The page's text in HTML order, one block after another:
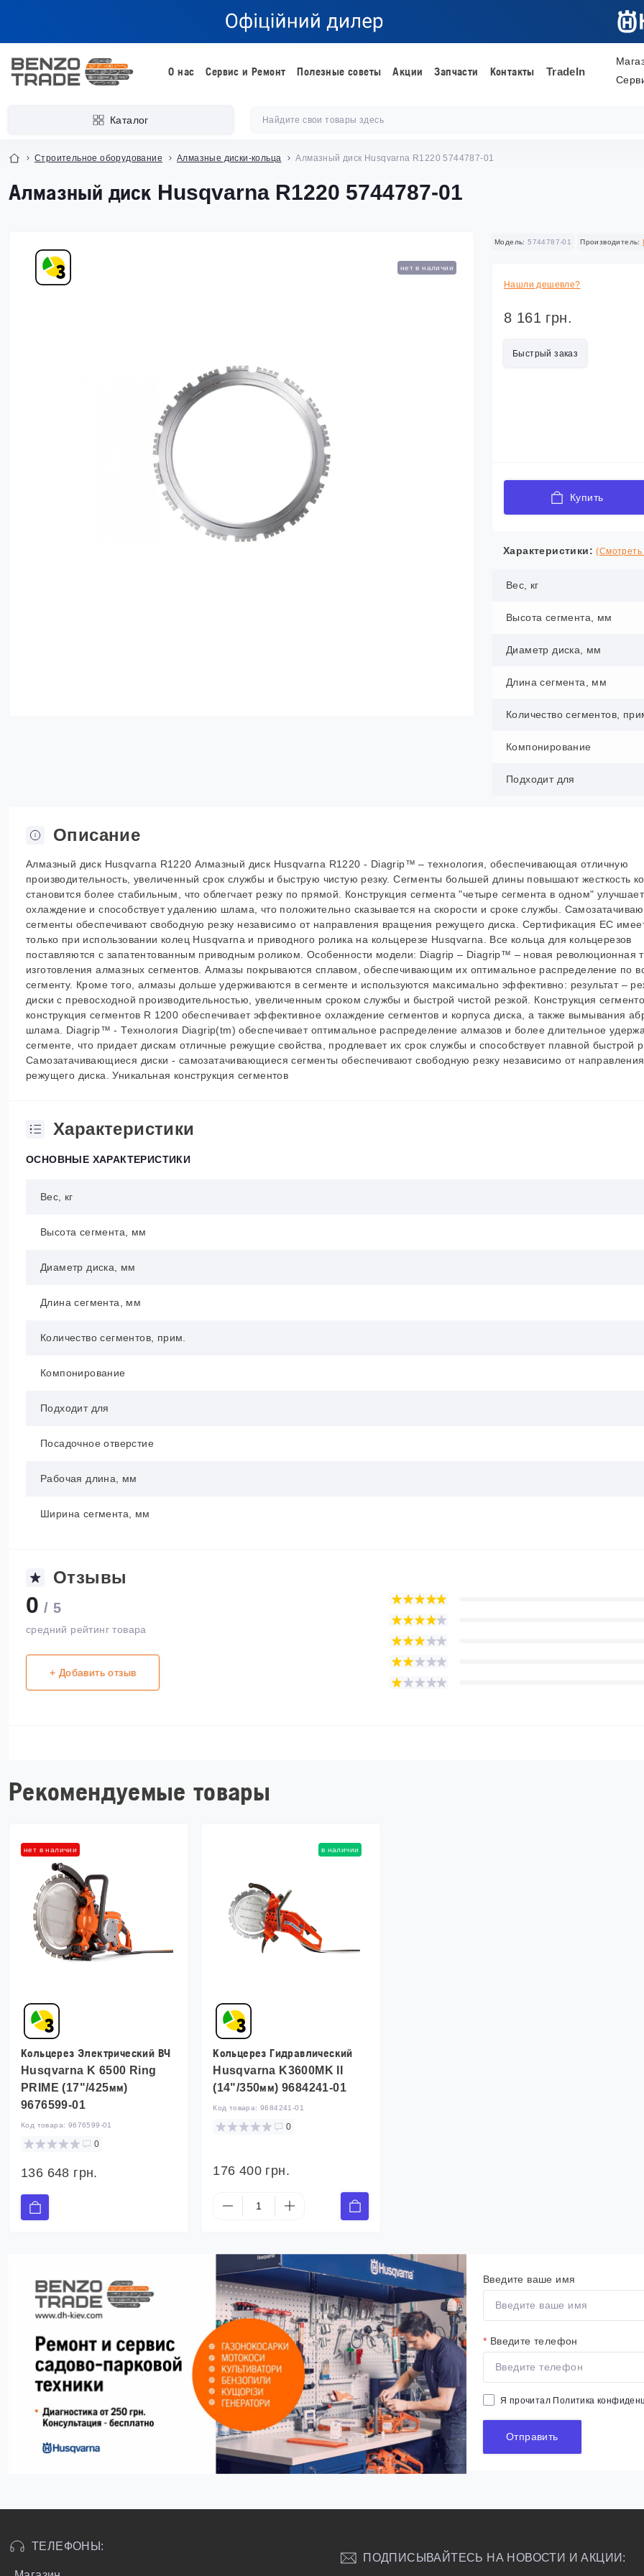
О нас Сервис и Ремонт Полезные советы Акции Запчасти Контакты TradeIn
Каталог
Строительное оборудование Алмазные диски-кольца Алмазный диск Husqvarna R1220 5744787-01
Алмазный диск Husqvarna R1220 5744787-01
нет в наличии
Модель: 5744787-01 Производитель:
Нашли дешевле?
8 161 грн.
Быстрый заказ
Купить
Характеристики: (Смотреть
Вес, кг
Высота сегмента, мм
Диаметр диска, мм
Длина сегмента, мм
Количество сегментов,
Компонирование
Подходит для
Описание
Алмазный диск Husqvarna R1220 Алмазный диск Husqvarna R1220 - Diagrip™ – технология, обеспечивающая отличную
производительность, увеличенный срок службы и быструю чистую резку. Сегменты большей длины повышают жесткость
становится более стабильным, что облегчает резку по прямой. Конструкция сегмента "четыре сегмента в одном" улучшает
охлаждение и способствует удалению шлама, что положительно сказывается на скорости и сроке службы.
сегменты обеспечивают свободную резку независимо от направления вращения режущего диска. Сертификация ЕС
только при использовании колец Husqvarna и приводного ролика на кольцерезе Husqvarna. Все кольца для кольцерезов
поставляются с запатентованным приводным роликом. Особенности модели: Diagrip – Diagrip™ – новая революционная
изготовления алмазных сегментов. Алмазы покрываются сплавом, обеспечивающим их оптимальное распределение по
сегменту. Кроме того, алмазы дольше удерживаются в сегменте и используются максимально эффективно: результат –
диски с превосходной производительностью, увеличенным сроком службы и быстрой чистой резкой. Конструкция
конструкция сегментов R 1200 обеспечивает эффективное охлаждение сегментов и корпуса диска, а также вымывания
шлама. Diagrip™ - Технология Diagrip(tm) обеспечивает оптимальное распределение алмазов и более длительное
сегменте, что придает дискам отличные режущие свойства, продлевает их срок службы и способствует плавной быстрой
Самозатачивающиеся диски - самозатачивающиеся сегменты обеспечивают свободную резку независимо от
режущего диска. Уникальная конструкция сегментов
Характеристики
ОСНОВНЫЕ ХАРАКТЕРИСТИКИ
Вес, кг
Высота сегмента, мм
Диаметр диска, мм
Длина сегмента, мм
Количество сегментов, прим.
Компонирование
Подходит для
Посадочное отверстие
Рабочая длина, мм
Ширина сегмента, мм
Отзывы
0 / 5
средний рейтинг товара
+ Добавить отзыв
Рекомендуемые товары
нет в наличии
Кольцерез Электрический ВЧ
Husqvarna K 6500 Ring
PRIME (17"/425мм)
9676599-01
Код товара: 9676599-01
0
136 648 грн.
в наличии
Кольцерез Гидравлический
Husqvarna K3600MK II
(14"/350мм) 9684241-01
Код товара: 9684241-01
0
176 400 грн.
Введите ваше имя
* Введите телефон
Я прочитал Политика
Отправить
ТЕЛЕФОНЫ:
ПОДПИСЫВАЙТЕСЬ НА НОВОСТИ И АКЦИИ: